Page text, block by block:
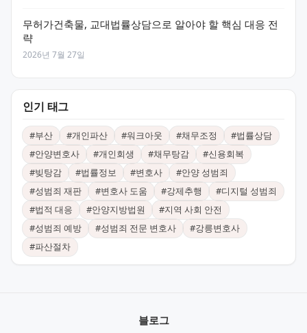
무허가건축물, 교대법률상담으로 알아야 할 핵심 대응 전
략
2026년 7월 27일
인기 태그
#부산 #개인파산 #워크아웃 #채무조정 #법률상담
#안양변호사 #개인회생 #채무탕감 #신용회복
#빚탕감 #법률정보 #변호사 #안양 성범죄
#성범죄 재판 #변호사 도움 #강제추행 #디지털 성범죄
#법적 대응 #안양지방법원 #지역 사회 안전
#성범죄 예방 #성범죄 전문 변호사 #강릉변호사
#파산절차
블로그